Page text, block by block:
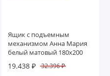
Ящик с подъемным
механизмом Анна Мария
белый матовый 180х200
19.438 ₽ 32.396 ₽